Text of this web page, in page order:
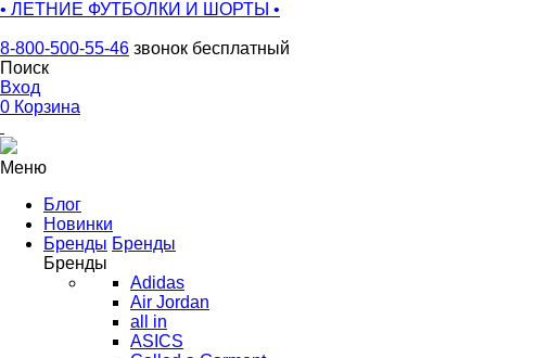
• ЛЕТНИЕ ФУТБОЛКИ И ШОРТЫ •
8-800-500-55-46 звонок бесплатный
Поиск
Вход
0 Корзина
Меню
Блог
Новинки
Бренды Бренды
Бренды
Adidas
Air Jordan
all in
ASICS